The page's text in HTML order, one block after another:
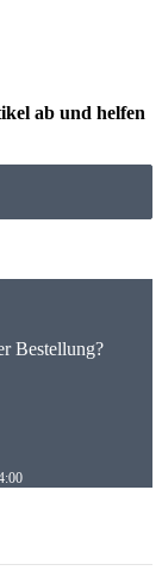
ab und helfen
Bestellung?